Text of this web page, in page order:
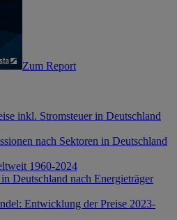
Zum Report
inkl. Stromsteuer in Deutschland
nach Sektoren in Deutschland
1960-2024
Deutschland nach Energieträger
Entwicklung der Preise 2023-